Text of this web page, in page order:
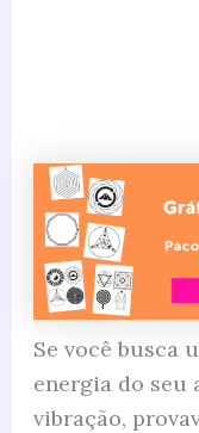
Se você busca
energia do seu
vibração,